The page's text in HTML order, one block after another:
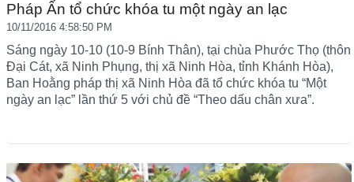
Pháp Ấn tổ chức khóa tu một ngày an lạc
10/11/2016 4:58:50 PM
Sáng ngày 10-10 (10-9 Bính Thân), tại chùa Phước Thọ (thôn
Đại Cát, xã Ninh Phụng, thị xã Ninh Hòa, tỉnh Khánh Hòa),
Ban Hoằng pháp thị xã Ninh Hòa đã tổ chức khóa tu “Một
ngày an lạc” lần thứ 5 với chủ đề “Theo dấu chân xưa”.